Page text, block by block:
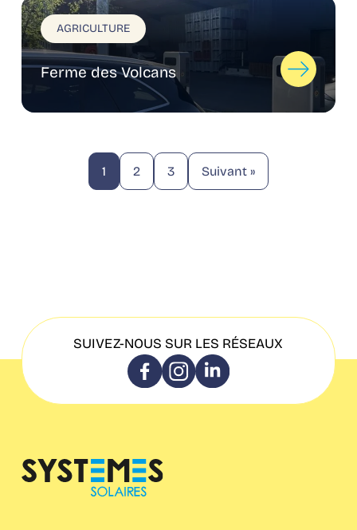
AGRICULTURE
Ferme des Volcans
1 2 3 Suivant »
SUIVEZ-NOUS SUR LES RÉSEAUX